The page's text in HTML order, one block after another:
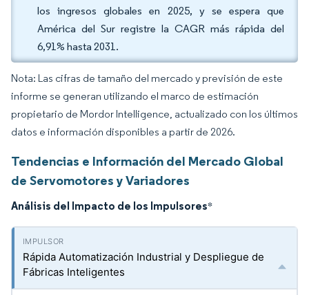
los ingresos globales en 2025, y se espera que
América del Sur registre la CAGR más rápida del
6,91% hasta 2031.
Nota: Las cifras de tamaño del mercado y previsión de este
informe se generan utilizando el marco de estimación
propietario de Mordor Intelligence, actualizado con los últimos
datos e información disponibles a partir de 2026.
Tendencias e Información del Mercado Global
de Servomotores y Variadores
Análisis del Impacto de los Impulsores*
Rápida Automatización Industrial y Despliegue de
Fábricas Inteligentes